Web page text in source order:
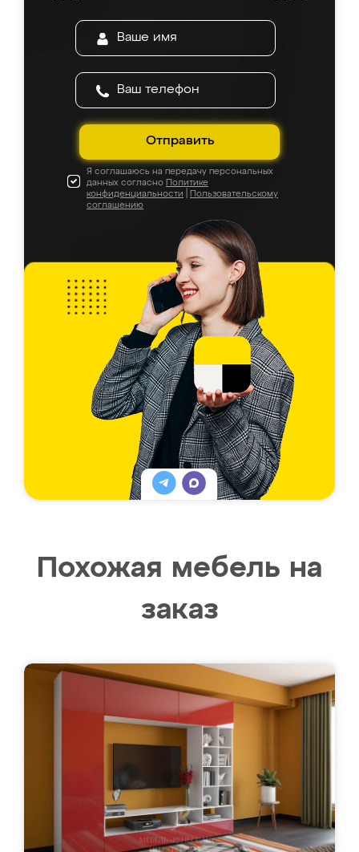
Отправить
Я соглашаюсь на передачу персональных
данных согласно Политике
конфиденциальности
Пользовательскому
соглашению
Похожая мебель на
заказ